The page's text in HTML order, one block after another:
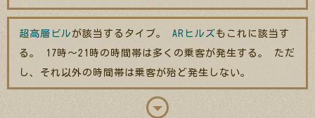
超高層ビル が該当するタイプ。ARヒルズ もこれに該当す
る。 17時～21時の時間帯は多くの乗客が発生する。 ただ
し、それ以外の時間帯は乗客が殆ど発生しない。